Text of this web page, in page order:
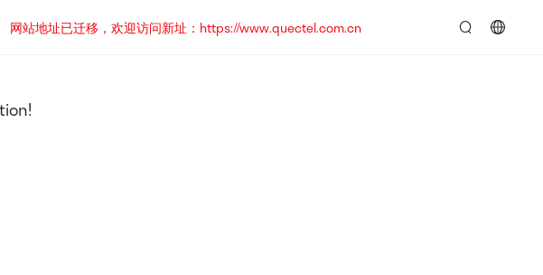
网站地址已迁移，欢迎访问新址：https://www.quectel.com.cn